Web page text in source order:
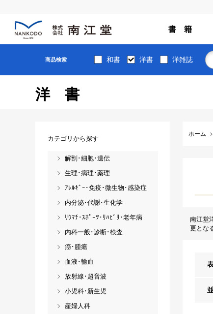
書 籍
商品検索 和書 洋書 洋雑誌
洋書
ホーム
南江堂
更とな
カテゴリから探す
解剖･細胞･遺伝
生理･病理･薬理
ｱﾚﾙｷﾞｰ･免疫･微生物･感染症
内分泌･代謝･生化学
ﾘｳﾏﾁ･ｽﾎﾟｰﾂ･ﾘﾊﾋﾞﾘ･老年病
内科一般･診断･検査
癌･腫瘍
血液･輸血
放射線･超音波
小児科･新生児
産婦人科